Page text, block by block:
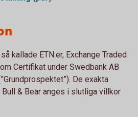
kallade ETN:er, Exchange Traded
Certifikat under Swedbank AB
De exakta
& Bear anges i slutliga villkor